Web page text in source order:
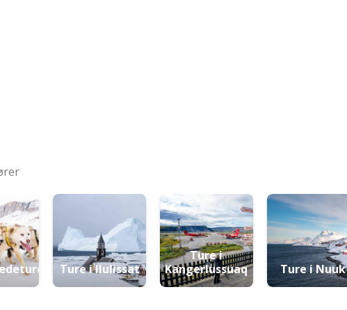
Ture i Ilulissat
Ture i
Kangerlussuaq
Ture i Nuuk